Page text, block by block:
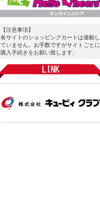
【注意事項】
各サイトのショッピングカートは連動し
ていません。お手数ですがサイトごとに
購入手続きをお願い致します。